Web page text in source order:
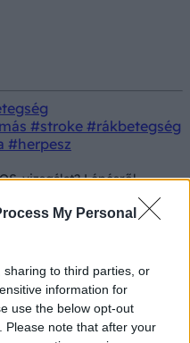
My Personal
to third parties, or
information for
use the below opt-out
Please note that after your
#stroke #rákbetegség
#herpesz
vizsgálat? Lépésről
szindróma gyanúja
számíthat, ha
ovárium